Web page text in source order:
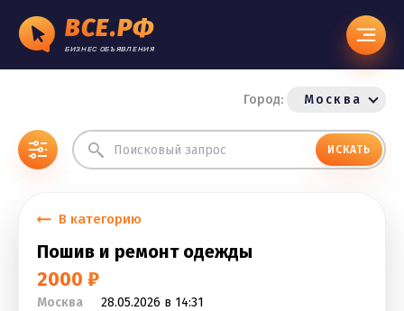
ВСЕ.РФ
БИЗНЕС ОБЪЯВЛЕНИЯ
Город: Москва
ИСКАТЬ
В категорию
Пошив и ремонт одежды
2000 ₽
Москва
28.05.2026 в 14:31